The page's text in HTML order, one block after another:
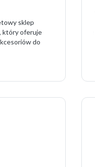
sklep
który oferuje
do